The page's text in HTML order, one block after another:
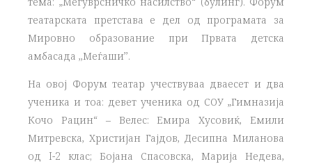
театарската претстава е дел од програмата за
Мировно образование при Првата детска
амбасада ,,Меѓаши’’.
На овој Форум театар учествуваа дваесет и два
ученика и тоа: девет ученика од СОУ „Гимназија
Кочо Рацин“ – Велес: Емира Хусовиќ, Емили
Митревска, Христијан Гајдов, Десипна Миланова
од I-2 клас; Бојана Спасовска, Марија Недева,